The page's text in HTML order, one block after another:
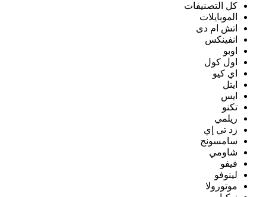
كل التصنيفات
الموبايلات
اتش ام دى
انفينكس
اوبو
اول كول
اي كيو
ايتل
ايس
تكنو
ريلمي
زد تي إي
سامسونج
شاومي
فيفو
لينوفو
موتورولا